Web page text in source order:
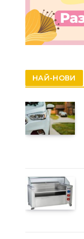
НАЙ-НОВИ